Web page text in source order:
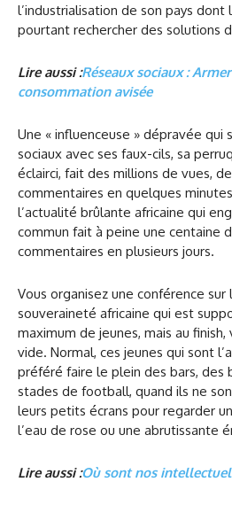
l’industrialisation de son pays
pourtant rechercher des solutions
Lire aussi :Réseaux sociaux :
consommation avisée
Une « influenceuse » dépravée qui
sociaux avec ses faux-cils, sa
éclairci, fait des millions de vues,
commentaires en quelques
l’actualité brûlante africaine qui
commun fait à peine une centaine
commentaires en plusieurs jours.
Vous organisez une conférence sur
souveraineté africaine qui est
maximum de jeunes, mais au
vide. Normal, ces jeunes qui sont
préféré faire le plein des bars, des
stades de football, quand ils ne
leurs petits écrans pour regarder
l’eau de rose ou une abrutissante
Lire aussi :Où sont nos